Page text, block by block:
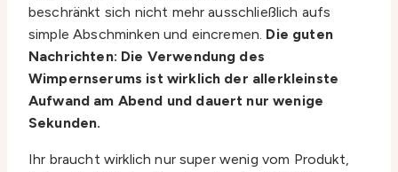
beschränkt sich nicht mehr ausschließlich aufs
simple Abschminken und eincremen. Die guten
Nachrichten: Die Verwendung des
Wimpernserums ist wirklich der allerkleinste
Aufwand am Abend und dauert nur wenige
Sekunden.
Ihr braucht wirklich nur super wenig vom Produkt,